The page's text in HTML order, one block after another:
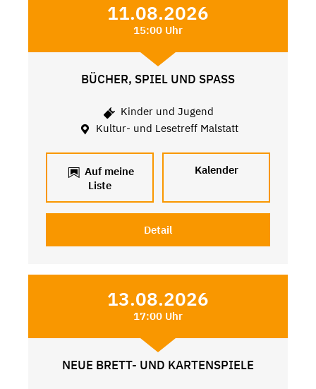
11.08.2026
15:00 Uhr
BÜCHER, SPIEL UND SPASS
Kinder und Jugend
Kultur- und Lesetreff Malstatt
Auf meine
Liste
Kalender
Detail
13.08.2026
17:00 Uhr
NEUE BRETT- UND KARTENSPIELE